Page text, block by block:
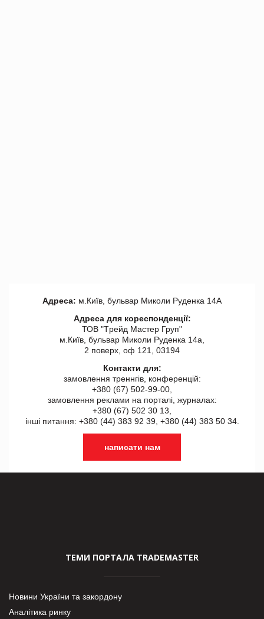
Адреса: м.Київ, бульвар Миколи Руденка 14А
Адреса для кореспонденції:
ТОВ "Tрейд Мастер Груп"
м.Київ, бульвар Миколи Руденка 14а,
2 поверх, оф 121, 03194
Контакти для:
замовлення треннгів, конференцій:
+380 (67) 502-99-00,
замовлення реклами на порталі, журналах:
+380 (67) 502 30 13,
інші питання: +380 (44) 383 92 39, +380 (44) 383 50 34.
написати нам
ТЕМИ ПОРТАЛА TRADEMASTER
Новини України та закордону
Аналітика ринку